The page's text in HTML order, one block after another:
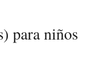
para niños